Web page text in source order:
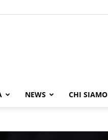
NEWS CHI SIAMO